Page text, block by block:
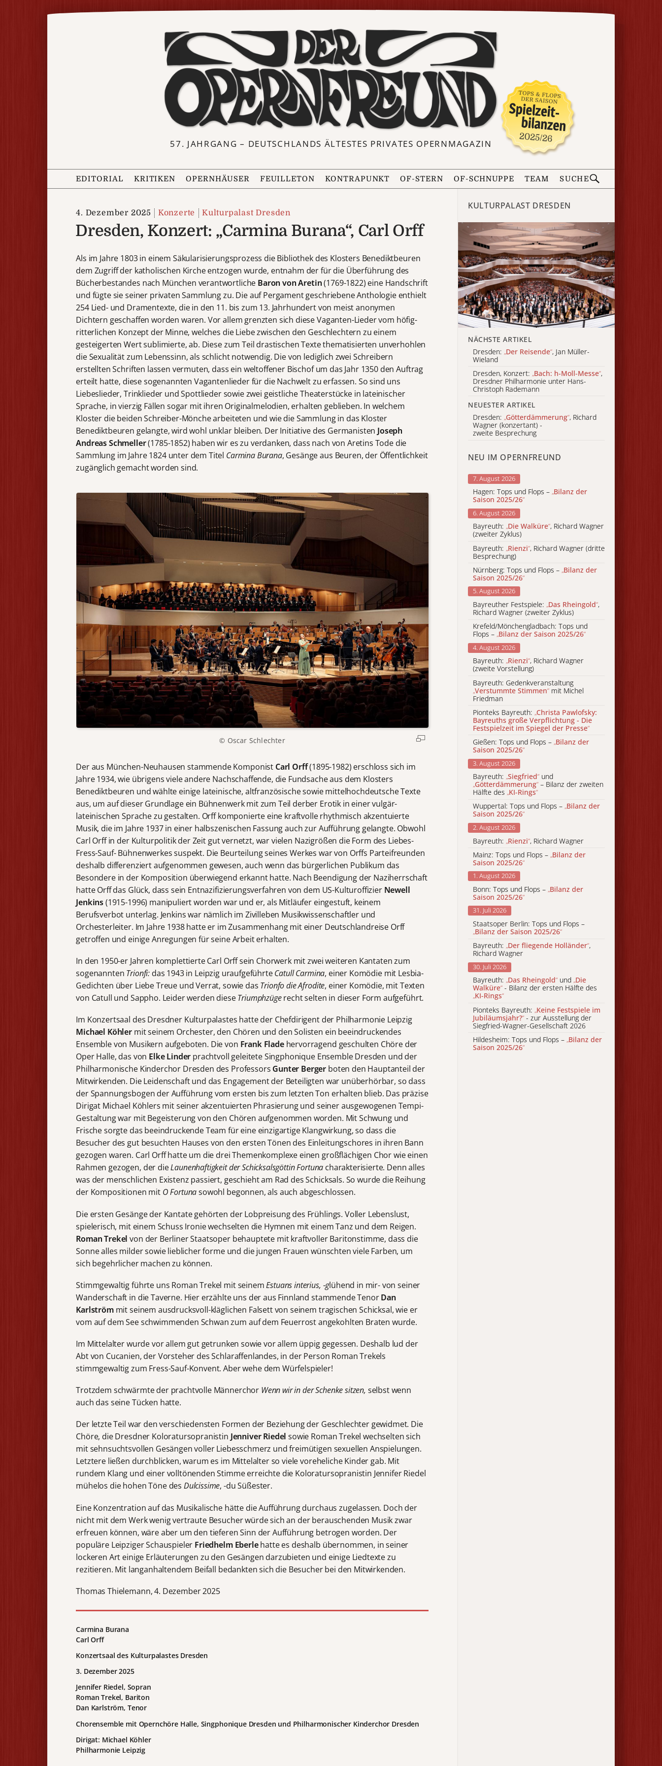
57. JAHRGANG – DEUTSCHLANDS ÄLTESTES PRIVATES OPERNMAGAZIN
EDITORIAL KRITIKEN OPERNHÄUSER FEUILLETON KONTRAPUNKT OF-STERN OF-SCHNUPPE TEAM SUCHE
4. Dezember 2025 Konzerte Kulturpalast Dresden
Dresden, Konzert: „Carmina Burana“, Carl Orff
Als im Jahre 1803 in einem Säkularisierungsprozess die Bibliothek des Klosters Benediktbeuren
dem Zugriff der katholischen Kirche entzogen wurde, entnahm der für die Überführung des
Bücherbestandes nach München verantwortliche Baron von Aretin(1769-1822) eine Handschrift
und fügte sie seiner privaten Sammlung zu. Die auf Pergament geschriebene Anthologie enthielt
254 Lied- und Dramentexte, die in den 11. bis zum 13. Jahrhundert von meist anonymen
Dichtern geschaffen worden waren. Vor allem grenzten sich diese Vaganten-Lieder vom höfig-
ritterlichen Konzept der Minne, welches die Liebe zwischen den Geschlechtern zu einem
gesteigerten Wert sublimierte, ab. Diese zum Teil drastischen Texte thematisierten unverhohlen
die Sexualität zum Lebenssinn, als schlicht notwendig. Die von lediglich zwei Schreibern
erstellten Schriften lassen vermuten, dass ein weltoffener Bischof um das Jahr 1350 den Auftrag
erteilt hatte, diese sogenannten Vagantenlieder für die Nachwelt zu erfassen. So sind uns
Liebeslieder, Trinklieder und Spottlieder sowie zwei geistliche Theaterstücke in lateinischer
Sprache, in vierzig Fällen sogar mit ihren Originalmelodien, erhalten geblieben. In welchem
Kloster die beiden Schreiber-Mönche arbeiteten und wie die Sammlung in das Kloster
Benediktbeuren gelangte, wird wohl unklar bleiben. Der Initiative des Germanisten Joseph
Andreas Schmeller(1785-1852) haben wir es zu verdanken, dass nach von Aretins Tode die
Sammlung im Jahre 1824 unter dem Titel Carmina Burana, Gesänge aus Beuren, der Öffentlichkeit
zugänglich gemacht worden sind.
© Oscar Schlechter
Der aus München-Neuhausen stammende Komponist Carl Orff(1895-1982) erschloss sich im
Jahre 1934, wie übrigens viele andere Nachschaffende, die Fundsache aus dem Klosters
Benediktbeuren und wählte einige lateinische, altfranzösische sowie mittelhochdeutsche Texte
aus, um auf dieser Grundlage ein Bühnenwerk mit zum Teil derber Erotik in einer vulgär-
lateinischen Sprache zu gestalten. Orff komponierte eine kraftvolle rhythmisch akzentuierte
Musik, die im Jahre 1937 in einer halbszenischen Fassung auch zur Aufführung gelangte. Obwohl
Carl Orff in der Kulturpolitik der Zeit gut vernetzt, war vielen Nazigrößen die Form des Liebes-
Fress-Sauf- Bühnenwerkes suspekt. Die Beurteilung seines Werkes war von Orffs Parteifreunden
deshalb differenziert aufgenommen gewesen, auch wenn das bürgerlichen Publikum das
Besondere in der Komposition überwiegend erkannt hatte. Nach Beendigung der Naziherrschaft
hatte Orff das Glück, dass sein Entnazifizierungsverfahren von dem US-Kulturoffizier Newell
Jenkins(1915-1996) manipuliert worden war und er, als Mitläufer eingestuft, keinem
Berufsverbot unterlag. Jenkins war nämlich im Zivilleben Musikwissenschaftler und
Orchesterleiter. Im Jahre 1938 hatte er im Zusammenhang mit einer Deutschlandreise Orff
getroffen und einige Anregungen für seine Arbeit erhalten.
In den 1950-er Jahren komplettierte Carl Orff sein Chorwerk mit zwei weiteren Kantaten zum
sogenannten Trionfi: das 1943 in Leipzig uraufgeführteCatull Carmina, einer Komödie mit Lesbia-
Gedichten über Liebe Treue und Verrat, sowie das Trionfo die Afrodite, einer Komödie, mit Texten
von Catull und Sappho. Leider werden dieseTriumphzügerecht selten in dieser Form aufgeführt.
Im Konzertsaal des Dresdner Kulturpalastes hatte der Chefdirigent der Philharmonie Leipzig
Michael Köhler mit seinem Orchester, den Chören und den Solisten ein beeindruckendes
Ensemble von Musikern aufgeboten. Die von Frank Fladehervorragend geschulten Chöre der
Oper Halle, das von Elke Linder prachtvoll geleitete Singphonique Ensemble Dresden und der
Philharmonische Kinderchor Dresden des Professors Gunter Berger boten den Hauptanteil der
Mitwirkenden. Die Leidenschaft und das Engagement der Beteiligten war unüberhörbar, so dass
der Spannungsbogen der Aufführung vom ersten bis zum letzten Ton erhalten blieb. Das präzise
Dirigat Michael Köhlers mit seiner akzentuierten Phrasierung und seiner ausgewogenen Tempi-
Gestaltung war mit Begeisterung von den Chören aufgenommen worden. Mit Schwung und
Frische sorgte das beeindruckende Team für eine einzigartige Klangwirkung, so dass die
Besucher des gut besuchten Hauses von den ersten Tönen des Einleitungschores in ihren Bann
gezogen waren. Carl Orff hatte um die drei Themenkomplexe einen großflächigen Chor wie einen
Rahmen gezogen, der dieLaunenhaftigkeit der Schicksalsgöttin Fortuna charakterisierte. Denn alles
was der menschlichen Existenz passiert, geschieht am Rad des Schicksals. So wurde die Reihung
der Kompositionen mit O Fortunasowohl begonnen, als auch abgeschlossen.
Die ersten Gesänge der Kantate gehörten der Lobpreisung des Frühlings. Voller Lebenslust,
spielerisch, mit einem Schuss Ironie wechselten die Hymnen mit einem Tanz und dem Reigen.
Roman Trekel von der Berliner Staatsoper behauptete mit kraftvoller Baritonstimme, dass die
Sonne alles milder sowie lieblicher forme und die jungen Frauen wünschten viele Farben, um
sich begehrlicher machen zu können.
Stimmgewaltig führte uns Roman Trekel mit seinemEstuans interius, -glühend in mir- von seiner
Wanderschaft in die Taverne. Hier erzählte uns der aus Finnland stammende TenorDan
Karlströmmit seinem ausdrucksvoll-kläglichen Falsett von seinem tragischen Schicksal, wie er
vom auf dem See schwimmenden Schwan zum auf dem Feuerrost angekohlten Braten wurde.
Im Mittelalter wurde vor allem gut getrunken sowie vor allem üppig gegessen. Deshalb lud der
Abt von Cucanien, der Vorsteher des Schlaraffenlandes, in der Person Roman Trekels
stimmgewaltig zum Fress-Sauf-Konvent. Aber wehe dem Würfelspieler!
Trotzdem schwärmte der prachtvolle Männerchor Wenn wir in der Schenke sitzen, selbst wenn
auch das seine Tücken hatte.
Der letzte Teil war den verschiedensten Formen der Beziehung der Geschlechter gewidmet. Die
Chöre, die Dresdner Koloratursopranistin Jenniver Riedel sowie Roman Trekel wechselten sich
mit sehnsuchtsvollen Gesängen voller Liebesschmerz und freimütigen sexuellen Anspielungen.
Letztere ließen durchblicken, warum es im Mittelalter so viele voreheliche Kinder gab. Mit
rundem Klang und einer volltönenden Stimme erreichte die Koloratursopranistin Jennifer Riedel
mühelos die hohen Töne des Dulcissime, -du Süßester.
Eine Konzentration auf das Musikalische hätte die Aufführung durchaus zugelassen. Doch der
nicht mit dem Werk wenig vertraute Besucher würde sich an der berauschenden Musik zwar
erfreuen können, wäre aber um den tieferen Sinn der Aufführung betrogen worden. Der
populäre Leipziger Schauspieler Friedhelm Eberlehatte es deshalb übernommen, in seiner
lockeren Art einige Erläuterungen zu den Gesängen darzubieten und einige Liedtexte zu
rezitieren. Mit langanhaltendem Beifall bedankten sich die Besucher bei den Mitwirkenden.
Thomas Thielemann, 4. Dezember 2025
Carmina Burana
Carl Orff
Konzertsaal des Kulturpalastes Dresden
3. Dezember 2025
Jennifer Riedel, Sopran
Roman Trekel, Bariton
Dan Karlström, Tenor
Chorensemble mit Opernchöre Halle, Singphonique Dresden und Philharmonischer Kinderchor Dresden
Dirigat: Michael Köhler
Philharmonie Leipzig
KULTURPALAST DRESDEN
NÄCHSTE ARTIKEL
Dresden: „Der Reisende“, Jan Müller-
Wieland
Dresden, Konzert: „Bach: h-Moll-Messe“,
Dresdner Philharmonie unter Hans-
Christoph Rademann
NEUESTER ARTIKEL
Dresden: „Götterdämmerung“, Richard
Wagner (konzertant) -
zweite Besprechung
NEU IM OPERNFREUND
7. August 2026
Hagen: Tops und Flops – „Bilanz der
Saison 2025/26“
6. August 2026
Bayreuth: „Die Walküre“, Richard Wagner
(zweiter Zyklus)
Bayreuth: „Rienzi“, Richard Wagner (dritte
Besprechung)
Nürnberg: Tops und Flops – „Bilanz der
Saison 2025/26“
5. August 2026
Bayreuther Festspiele: „Das Rheingold“,
Richard Wagner (zweiter Zyklus)
Krefeld/Mönchengladbach: Tops und
Flops – „Bilanz der Saison 2025/26“
4. August 2026
Bayreuth: „Rienzi“, Richard Wagner
(zweite Vorstellung)
Bayreuth: Gedenkveranstaltung
„Verstummte Stimmen“ mit Michel
Friedman
Pionteks Bayreuth: „Christa Pawlofsky:
Bayreuths große Verpflichtung - Die
Festspielzeit im Spiegel der Presse“
Gießen: Tops und Flops – „Bilanz der
Saison 2025/26“
3. August 2026
Bayreuth: „Siegfried“ und
„Götterdämmerung“ – Bilanz der zweiten
Hälfte des „KI-Rings“
Wuppertal: Tops und Flops – „Bilanz der
Saison 2025/26“
2. August 2026
Bayreuth: „Rienzi“, Richard Wagner
Mainz: Tops und Flops – „Bilanz der
Saison 2025/26“
1. August 2026
Bonn: Tops und Flops – „Bilanz der
Saison 2025/26“
31. Juli 2026
Staatsoper Berlin: Tops und Flops –
„Bilanz der Saison 2025/26“
Bayreuth: „Der fliegende Holländer“,
Richard Wagner
30. Juli 2026
Bayreuth: „Das Rheingold“ und „Die
Walküre“ - Bilanz der ersten Hälfte des
„KI-Rings“
Pionteks Bayreuth: „Keine Festspiele im
Jubiläumsjahr?“ - zur Ausstellung der
Siegfried-Wagner-Gesellschaft 2026
Hildesheim: Tops und Flops – „Bilanz der
Saison 2025/26“